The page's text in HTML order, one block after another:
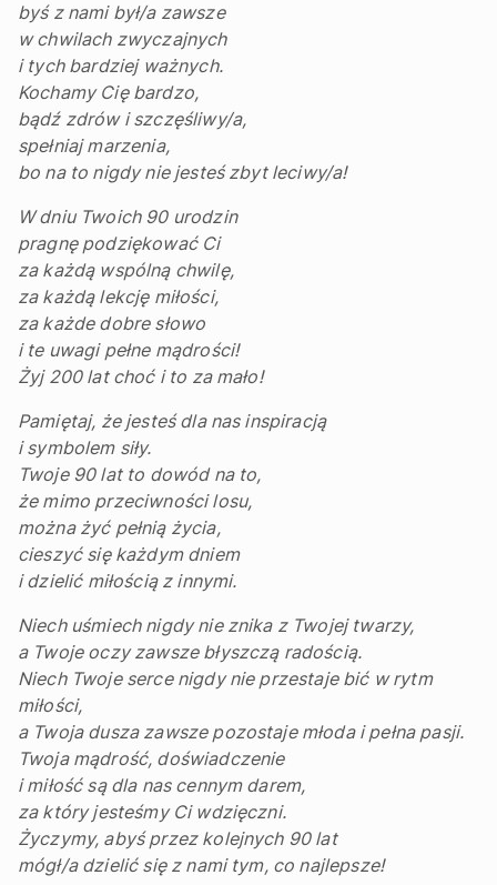
byś z nami był/a zawsze
w chwilach zwyczajnych
i tych bardziej ważnych.
Kochamy Cię bardzo,
bądź zdrów i szczęśliwy/a,
spełniaj marzenia,
bo na to nigdy nie jesteś zbyt leciwy/a!
W dniu Twoich 90 urodzin
pragnę podziękować Ci
za każdą wspólną chwilę,
za każdą lekcję miłości,
za każde dobre słowo
i te uwagi pełne mądrości!
Żyj 200 lat choć i to za mało!
Pamiętaj, że jesteś dla nas inspiracją
i symbolem siły.
Twoje 90 lat to dowód na to,
że mimo przeciwności losu,
można żyć pełnią życia,
cieszyć się każdym dniem
i dzielić miłością z innymi.
Niech uśmiech nigdy nie znika z Twojej twarzy,
a Twoje oczy zawsze błyszczą radością.
Niech Twoje serce nigdy nie przestaje bić w rytm
miłości,
a Twoja dusza zawsze pozostaje młoda i pełna pasji.
Twoja mądrość, doświadczenie
i miłość są dla nas cennym darem,
za który jesteśmy Ci wdzięczni.
Życzymy, abyś przez kolejnych 90 lat
mógł/a dzielić się z nami tym, co najlepsze!